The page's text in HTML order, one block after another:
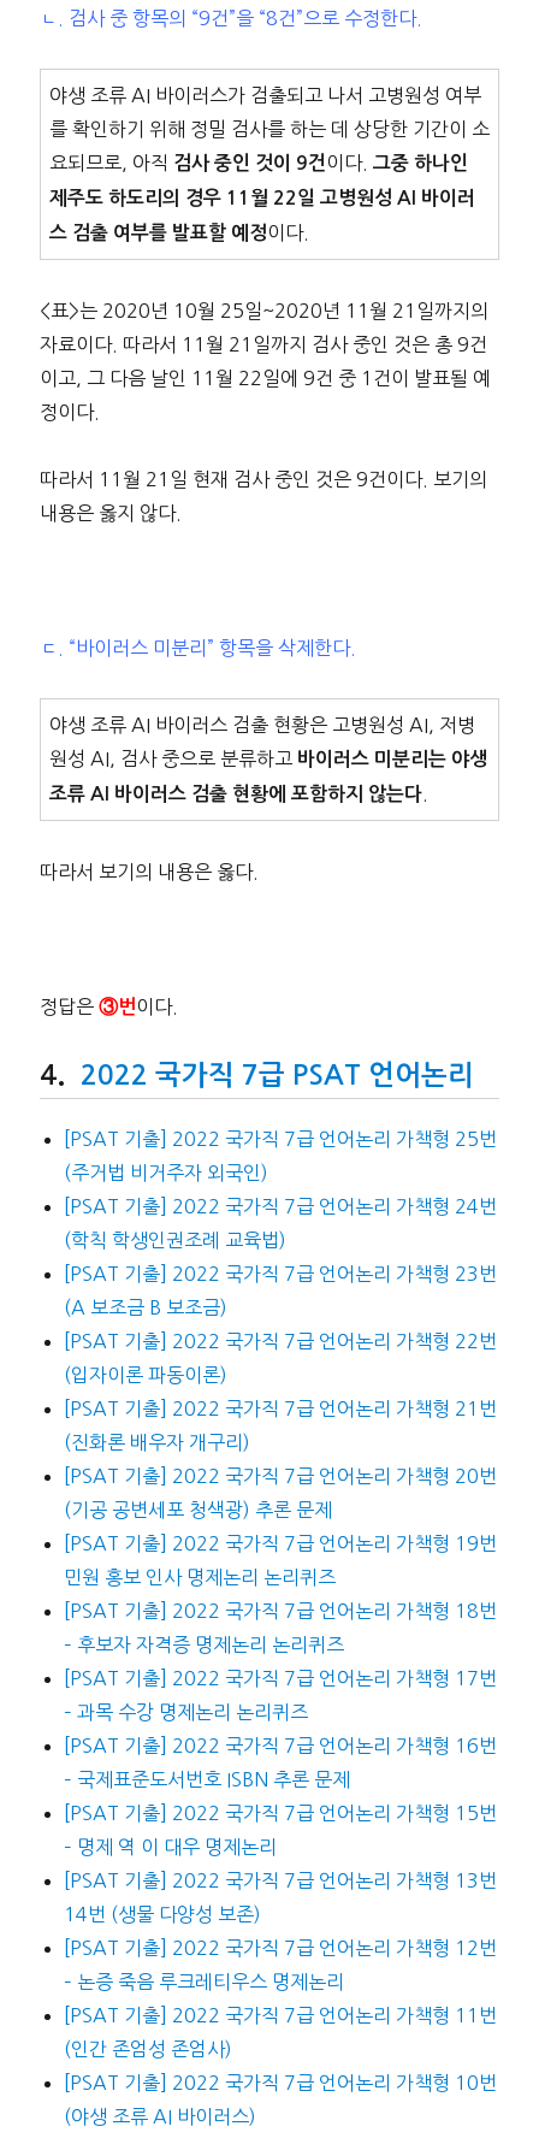
ㄴ. 검사 중 항목의 “9건”을 “8건”으로 수정한다.
야생 조류 AI 바이러스가 검출되고 나서 고병원성 여부
를 확인하기 위해 정밀 검사를 하는 데 상당한 기간이 소
요되므로, 아직 검사 중인 것이 9건 이다. 그중 하나인
제주도 하도리의 경우 11월 22일 고병원성 AI 바이러
스 검출 여부를 발표할 예정 이다.
<표>는 2020년 10월 25일~2020년 11월 21일까지의
자료이다. 따라서 11월 21일까지 검사 중인 것은 총 9건
이고, 그 다음 날인 11월 22일에 9건 중 1건이 발표될 예
정이다.
따라서 11월 21일 현재 검사 중인 것은 9건이다. 보기의
내용은 옳지 않다.
ㄷ. “바이러스 미분리” 항목을 삭제한다.
야생 조류 AI 바이러스 검출 현황은 고병원성 AI, 저병
원성 AI, 검사 중으로 분류하고 바이러스 미분리는 야생
조류 AI 바이러스 검출 현황에 포함하지 않는다.
따라서 보기의 내용은 옳다.
정답은 ③번 이다.
2022 국가직 7급 PSAT 언어논리
[PSAT 기출] 2022 국가직 7급 언어논리 가책형 25번
(주거법 비거주자 외국인)
[PSAT 기출] 2022 국가직 7급 언어논리 가책형 24번
(학칙 학생인권조례 교육법)
[PSAT 기출] 2022 국가직 7급 언어논리 가책형 23번
(A 보조금 B 보조금)
[PSAT 기출] 2022 국가직 7급 언어논리 가책형 22번
(입자이론 파동이론)
[PSAT 기출] 2022 국가직 7급 언어논리 가책형 21번
(진화론 배우자 개구리)
[PSAT 기출] 2022 국가직 7급 언어논리 가책형 20번
(기공 공변세포 청색광) 추론 문제
[PSAT 기출] 2022 국가직 7급 언어논리 가책형 19번
민원 홍보 인사 명제논리 논리퀴즈
[PSAT 기출] 2022 국가직 7급 언어논리 가책형 18번
– 후보자 자격증 명제논리 논리퀴즈
[PSAT 기출] 2022 국가직 7급 언어논리 가책형 17번
– 과목 수강 명제논리 논리퀴즈
[PSAT 기출] 2022 국가직 7급 언어논리 가책형 16번
– 국제표준도서번호 ISBN 추론 문제
[PSAT 기출] 2022 국가직 7급 언어논리 가책형 15번
– 명제 역 이 대우 명제논리
[PSAT 기출] 2022 국가직 7급 언어논리 가책형 13번
14번 (생물 다양성 보존)
[PSAT 기출] 2022 국가직 7급 언어논리 가책형 12번
– 논증 죽음 루크레티우스 명제논리
[PSAT 기출] 2022 국가직 7급 언어논리 가책형 11번
(인간 존엄성 존엄사)
[PSAT 기출] 2022 국가직 7급 언어논리 가책형 10번
(야생 조류 AI 바이러스)